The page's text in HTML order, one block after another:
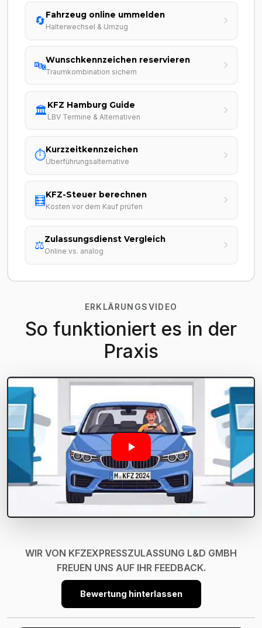
🔄Fahrzeug online ummelden
Halterwechsel & Umzug
🔤Wunschkennzeichen reservieren
Traumkombination sichern
🏛️KFZ Hamburg Guide
LBV Termine & Alternativen
⏱️Kurzzeitkennzeichen
Überführungsalternative
🧮KFZ-Steuer berechnen
Kosten vor dem Kauf prüfen
⚖️Zulassungsdienst Vergleich
Online vs. analog
ERKLÄRUNGSVIDEO
So funktioniert es in der
Praxis
WIR VON KFZEXPRESSZULASSUNG L&D GMBH
FREUEN UNS AUF IHR FEEDBACK.
Bewertung hinterlassen